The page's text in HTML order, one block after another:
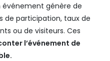
événement génère de
de participation, taux de
ou de visiteurs. Ces
l’événement de